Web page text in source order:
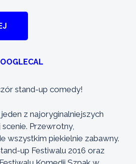
stand-up comedy!
z najoryginalniejszych
Przewrotny,
wszystkim piekielnie zabawny.
up Festiwalu 2016 oraz